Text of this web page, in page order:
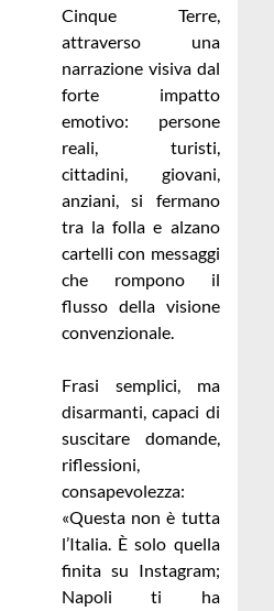
Cinque Terre,
attraverso una
narrazione visiva dal
forte impatto
emotivo: persone
reali, turisti,
cittadini, giovani,
anziani, si fermano
tra la folla e alzano
cartelli con messaggi
che rompono il
flusso della visione
convenzionale.
Frasi semplici, ma
disarmanti, capaci di
suscitare domande,
riflessioni,
consapevolezza:
«Questa non è tutta
l’Italia. È solo quella
finita su Instagram;
Napoli ti ha